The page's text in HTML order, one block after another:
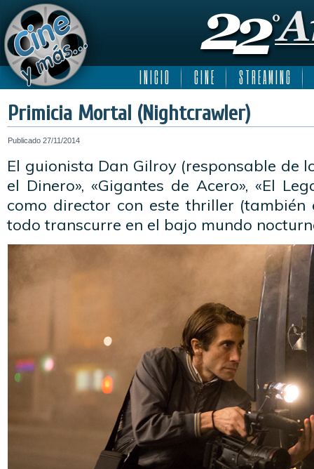
I N I C I O C I N E S T R E A M I N G
Primicia Mortal (Nightcrawler)
Publicado 27/11/2014
El guionista Dan Gilroy (responsable de
el Dinero», «Gigantes de Acero», «El
como director con este thriller (también
todo transcurre en el bajo mundo